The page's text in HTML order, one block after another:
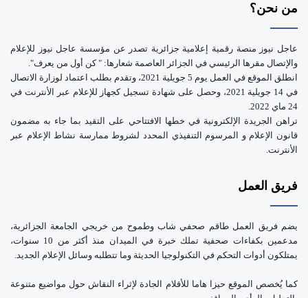
من نحن؟
عاجل نيوز منصة رقمية إعلامية جزائرية تصدر عن مؤسسة عاجل نيوز للإعلام
والإتصال مقرها الرئيسي في الجزائر العاصمة شعارها: " كن أول من يعرف".
انطلق الموقع في العمل يوم 5 جويلية 2021، وتقدم بطلب اعتماد لوزارة الاتصال
في 14 جويلية 2021، وحصل على شهادة تسجيل كجهاز للإعلام عبر الأنترنت في
24 ماي 2022.
تراهن الجريدة الإلكترونية في خطها الافتتاحي على التقيد بما جاء به مضمون
قانون الإعلام و المرسوم التنفيذي المحدد لشروط ممارسة نشاط الإعلام عبر
الأنترنت.
فريق العمل
يضم فريق العمل طاقم صحفي شاب وطموح من خريجي الجامعة الجزائرية،
مدعمين بكفاءات صحفية تملك خبرة في الميدان منذ أكثر من 10 سنوات،
يمتلكون أدوات التحكم في التكنولوجيا الحديثة وما تتطلبه وسائل الإعلام الجديد.
كما يُخصص الموقع حيزا هاما للأقلام الجادة لإثراء النقاش حول مواضيع متنوعة